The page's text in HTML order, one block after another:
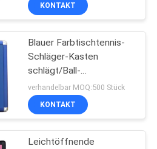
KONTAKT
Blauer Farbtischtennis-
Schläger-Kasten
schlägt/Ball-
Aluminiummaterial mit
füllendem Schwamm
verhandelbar MOQ:500 Stück
KONTAKT
Leichtöffnende